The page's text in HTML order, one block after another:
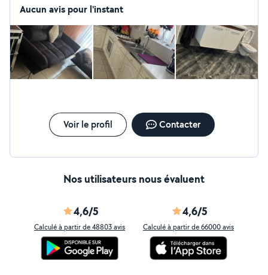
Aucun avis pour l'instant
Voir le profil Contacter
Nos utilisateurs nous évaluent
4,6/5
Calculé à partir de 48803 avis
4,6/5
Calculé à partir de 66000 avis